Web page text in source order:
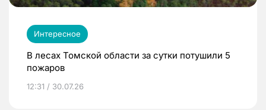
Интересное
В лесах Томской области за сутки потушили 5
пожаров
12:31 / 30.07.26